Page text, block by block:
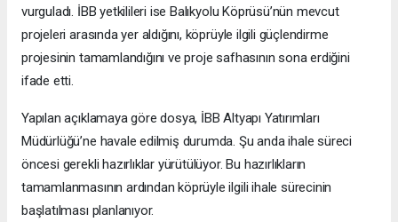
vurguladı. İBB yetkilileri ise Balıkyolu Köprüsü’nün mevcut
projeleri arasında yer aldığını, köprüyle ilgili güçlendirme
projesinin tamamlandığını ve proje safhasının sona erdiğini
ifade etti.
Yapılan açıklamaya göre dosya, İBB Altyapı Yatırımları
Müdürlüğü’ne havale edilmiş durumda. Şu anda ihale süreci
öncesi gerekli hazırlıklar yürütülüyor. Bu hazırlıkların
tamamlanmasının ardından köprüyle ilgili ihale sürecinin
başlatılması planlanıyor.